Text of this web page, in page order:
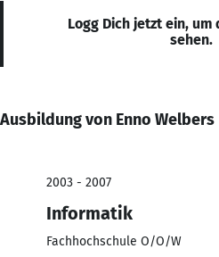
Logg Dich jetzt ein, um
sehen.
Ausbildung von Enno Welbers
2003 - 2007
Informatik
Fachhochschule O/O/W